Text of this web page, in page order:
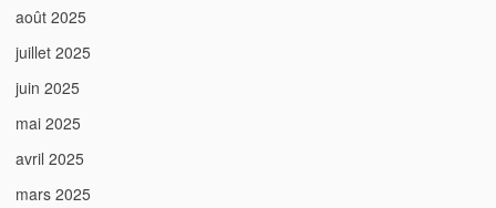
août 2025
juillet 2025
juin 2025
mai 2025
avril 2025
mars 2025